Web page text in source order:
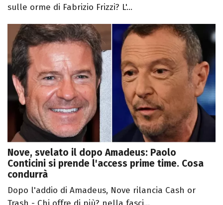
sulle orme di Fabrizio Frizzi? L'...
Nove, svelato il dopo Amadeus: Paolo
Conticini si prende l'access prime time. Cosa
condurrà
Dopo l'addio di Amadeus, Nove rilancia Cash or